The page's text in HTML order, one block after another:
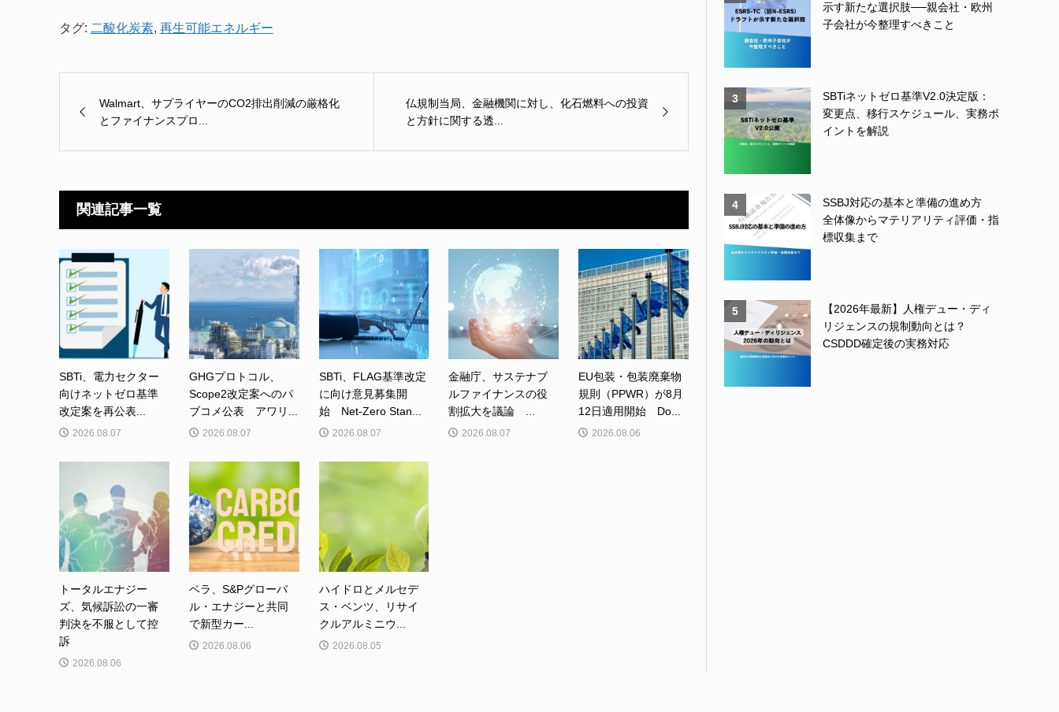
タグ: 二酸化炭素, 再生可能エネルギー
Walmart、サプライヤーのCO2排出削減の厳格化
とファイナンスプロ...
仏規制当局、金融機関に対し、化石燃料への投資
と方針に関する透...
関連記事一覧
SBTi、電力セクター
向けネットゼロ基準
改定案を再公表...
2026.08.07
GHGプロトコル、
Scope2改定案へのパ
ブコメ公表 アワリ...
2026.08.07
SBTi、FLAG基準改定
に向け意見募集開
始 Net-Zero Stan...
2026.08.07
金融庁、サステナブ
ルファイナンスの役
割拡大を議論 ...
2026.08.07
EU包装・包装廃棄物
規則（PPWR）が8月
12日適用開始 Do...
2026.08.06
トータルエナジー
ズ、気候訴訟の一審
判決を不服として控
訴
2026.08.06
ベラ、S&Pグローバ
ル・エナジーと共同
で新型カー...
2026.08.06
ハイドロとメルセデ
ス・ベンツ、リサイ
クルアルミニウ...
2026.08.05
示す新たな選択肢──親会社・欧州
子会社が今整理すべきこと
3
SBTiネットゼロ基準V2.0決定版：
変更点、移行スケジュール、実務ポ
イントを解説
4
SSBJ対応の基本と準備の進め方
全体像からマテリアリティ評価・指
標収集まで
5
【2026年最新】人権デュー・ディ
リジェンスの規制動向とは？
CSDDD確定後の実務対応